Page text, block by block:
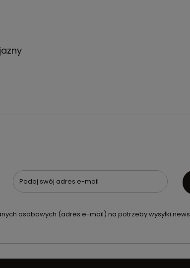
Podaj swój adres e-mail
osobowych (adres e-mail) na potrzeby wysyłki